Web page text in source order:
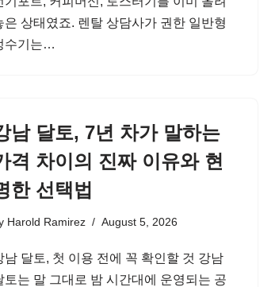
은 상태였죠. 렌탈 상담사가 권한 일반형
수기는…
남 달토, 7년 차가 말하는
격 차이의 진짜 이유와 현
한 선택법
Harold Ramirez August 5, 2026
남 달토, 첫 이용 전에 꼭 확인할 것 강남
토는 말 그대로 밤 시간대에 운영되는 공